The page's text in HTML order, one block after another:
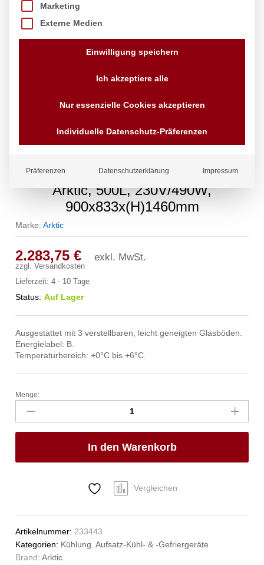
Kühlvitrine mit 3 geneigten Regalen,
Arktic, 500L, 230V/490W,
900x833x(H)1460mm
Marke:Arktic
2.283,75€ exkl. MwSt.
zzgl.Versandkosten
Lieferzeit:4 - 10 Tage
Status: Auf Lager
Ausgestattet mit 3 verstellbaren, leicht geneigten Glasböden.
Energielabel: B.
Temperaturbereich: +0°C bis +6°C.
Kühlvitrine
3
geneigten
Arktic,
Anzahl
Menge:
In den Warenkorb
Vergleichen
Artikelnummer: 233443
Kategorien: Kühlung ,Aufsatz-Kühl- & -Gefriergeräte
Brand:Arktic
Marketing
Externe Medien
Einwilligung speichern
Ich akzeptiere alle
Nur essenzielle Cookies akzeptieren
Individuelle Datenschutz-Präferenzen
Präferenzen Datenschutzerklärung Impressum